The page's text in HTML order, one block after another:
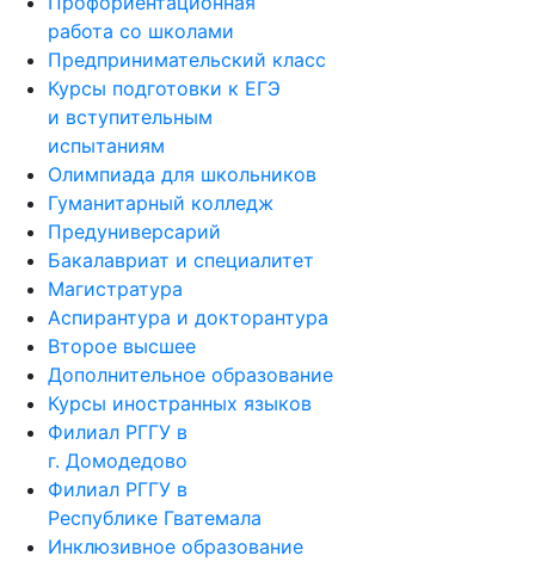
работа со школами
Предпринимательский класс
Курсы подготовки к ЕГЭ
и вступительным
испытаниям
Олимпиада для школьников
Гуманитарный колледж
Предуниверсарий
Бакалавриат и специалитет
Магистратура
Аспирантура и докторантура
Второе высшее
Дополнительное образование
Курсы иностранных языков
Филиал РГГУ в
г. Домодедово
Филиал РГГУ в
Республике Гватемала
Инклюзивное образование